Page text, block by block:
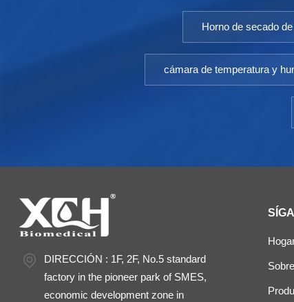
Horno de secado
cámara de temperatura y
DIRECCIÓN : 1F, 2F, No.5 standard
factory in the pioneer park of SMES,
economic development zone in